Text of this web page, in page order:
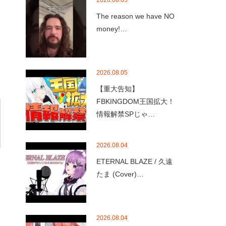
The reason we have NO
money!…
2026.08.05
【重大告知】
FBKINGDOM王国拡大！
情報解禁SPじゃ…
2026.08.04
ETERNAL BLAZE / 久遠
たま (Cover)…
2026.08.04